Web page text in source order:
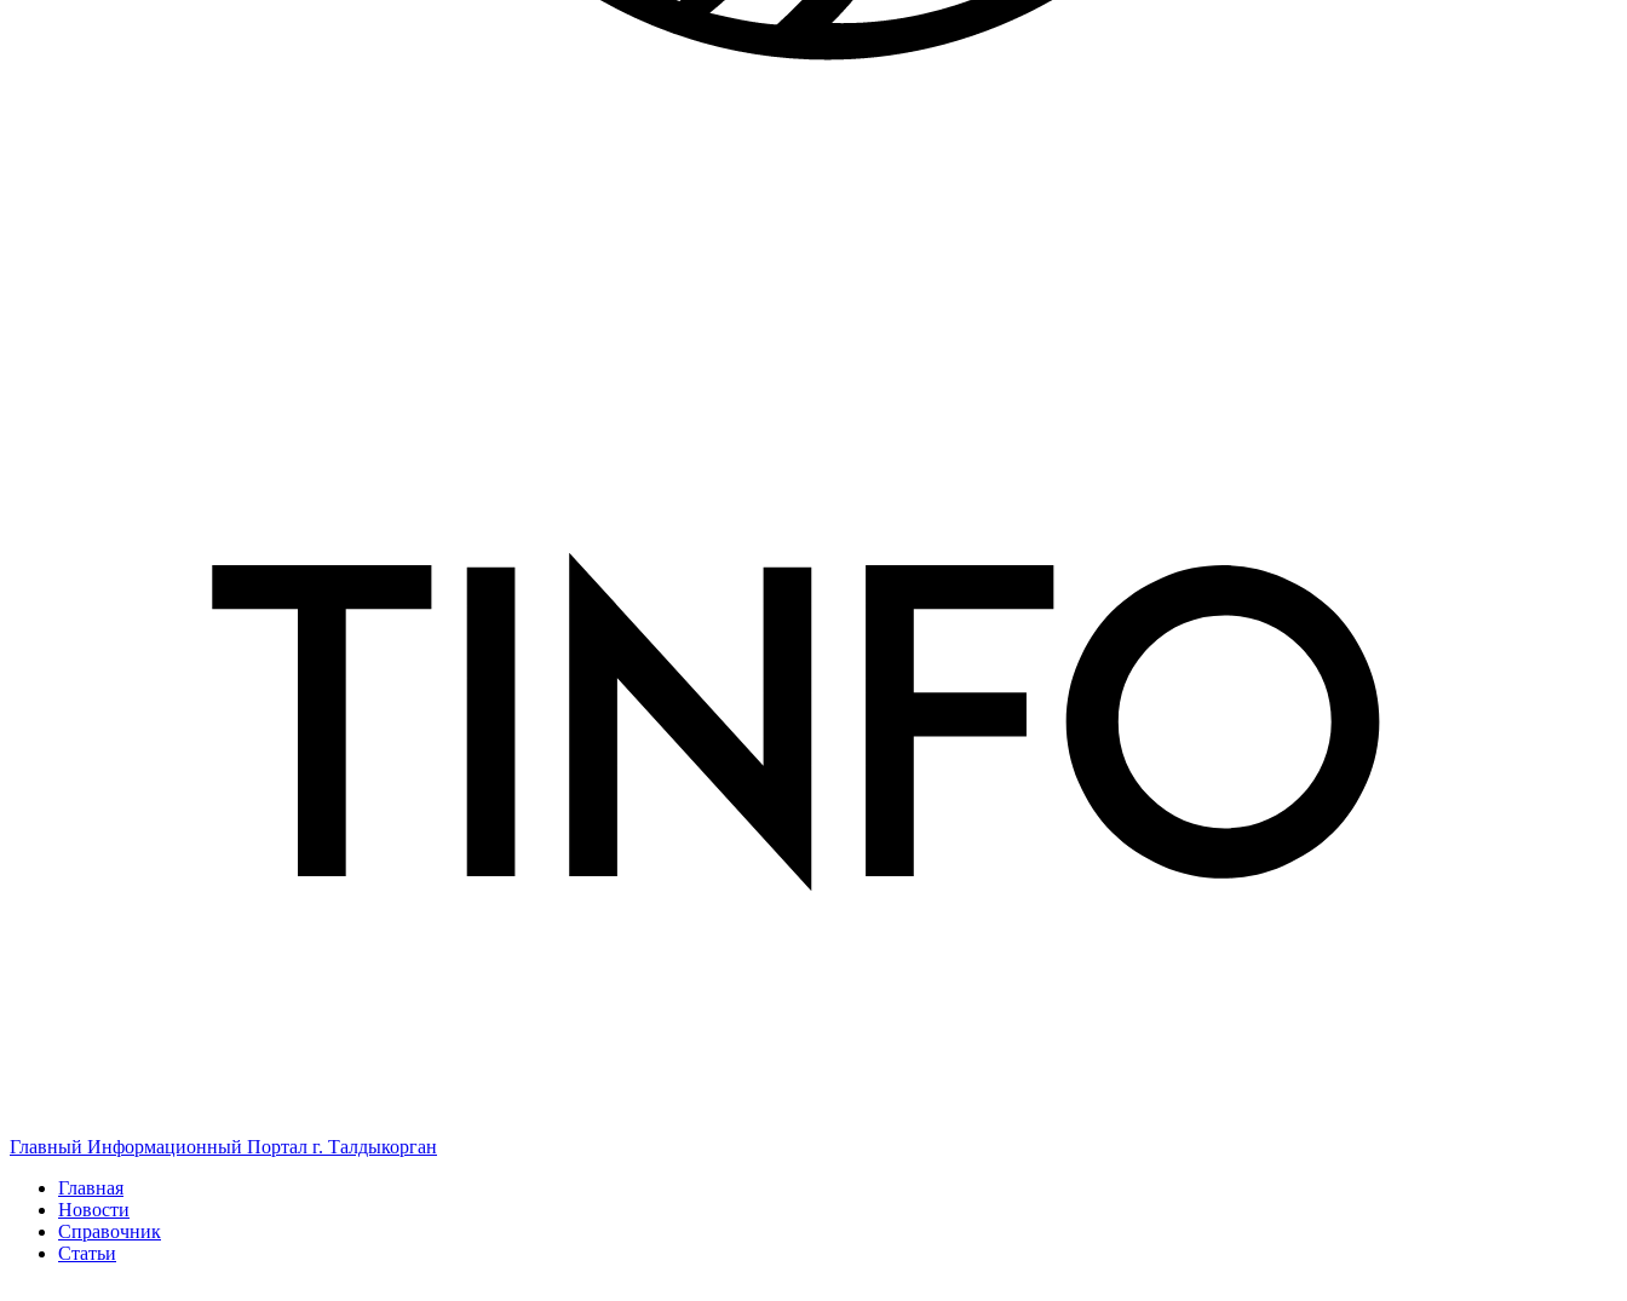
Главный Информационный Портал г. Талдыкорган
Главная
Новости
Справочник
Статьи